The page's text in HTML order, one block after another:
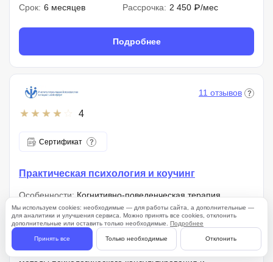
Срок: 6 месяцев Рассрочка: 2 450 ₽/мес
Подробнее
4
11 отзывов
Сертификат
Практическая психология и коучинг
Особенности: Когнитивно-поведенческая терапия,
транзактный анализ, арт-терапия, методология
консультативного сопровождения
Для кого:Специалисты социогуманитарного профиля или
лица со смежным высшим образованием, внедряющие
Мы используем cookies: необходимые — для работы сайта, а дополнительные —
для аналитики и улучшения сервиса. Можно принять все cookies, отклонить
дополнительные или оставить только необходимые. Подробнее
Принять все Только необходимые Отклонить